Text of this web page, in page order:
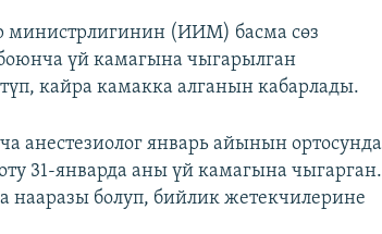
министрлигинин (ИИМ) басма сөз
үй камагына чыгарылган
кайра камакка алганын кабарлады.
анестезиолог январь айынын ортосунда
31-январда аны үй камагына чыгарган.
болуп, бийлик жетекчилерине